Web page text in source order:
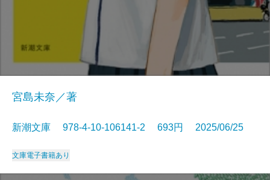
宮島未奈／著
新潮文庫 978-4-10-106141-2 693円 2025/06/25
文庫電子書籍あり